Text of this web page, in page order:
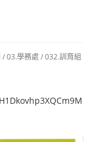
/ 03.學務處 / 032.訓育組